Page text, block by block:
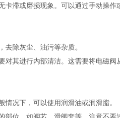
滞或磨损现象。可以通过手动操作
去除灰尘、油污等杂质。
对其进行内部清洁。这需要将电磁阀
情况下，可以使用润滑油或润滑脂。